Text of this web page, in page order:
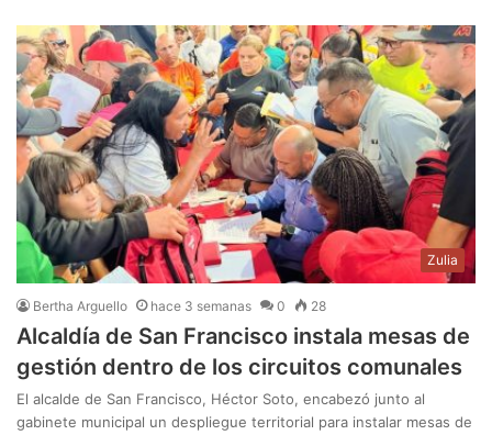
Zulia
Bertha Arguello hace 3 semanas 0 28
Alcaldía de San Francisco instala mesas de
gestión dentro de los circuitos comunales
El alcalde de San Francisco, Héctor Soto, encabezó junto al
gabinete municipal un despliegue territorial para instalar mesas de